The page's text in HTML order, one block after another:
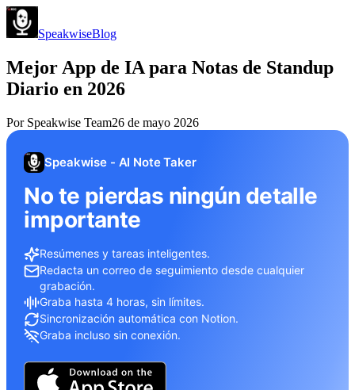
SpeakwiseBlog
Mejor App de IA para Notas de Standup
Diario en 2026
Por Speakwise Team26 de mayo 2026
Speakwise - AI Note Taker
No te pierdas ningún detalle
importante
Resúmenes y tareas inteligentes.
Redacta un correo de seguimiento desde cualquier
grabación.
Graba hasta 4 horas, sin límites.
Sincronización automática con Notion.
Graba incluso sin conexión.